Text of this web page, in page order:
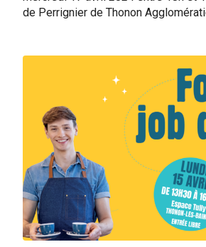
de Perrignier de Thonon